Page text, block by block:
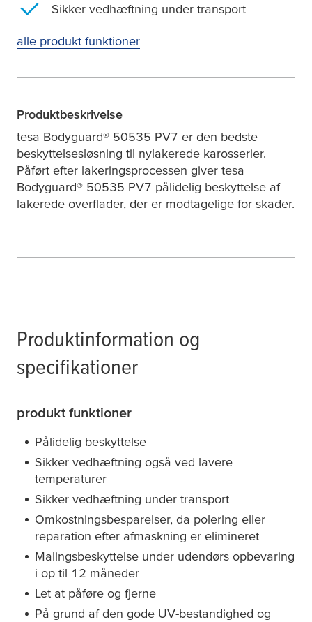
Sikker vedhæftning under transport
alle​ produkt​ funktioner
Produktbeskrivelse
tesa Bodyguard® 50535 PV7 er den bedste
beskyttelsesløsning til nylakerede karosserier.
Påført efter lakeringsprocessen giver tesa
Bodyguard® 50535 PV7 pålidelig beskyttelse af
lakerede overflader, der er modtagelige for skader.
Produktinformation og
specifikationer
produkt​ funktioner
Pålidelig beskyttelse
Sikker vedhæftning også ved lavere
temperaturer
Sikker vedhæftning under transport
Omkostningsbesparelser, da polering eller
reparation efter afmaskning er elimineret
Malingsbeskyttelse under udendørs opbevaring
i op til 12 måneder
Let at påføre og fjerne
På grund af den gode UV-bestandighed og